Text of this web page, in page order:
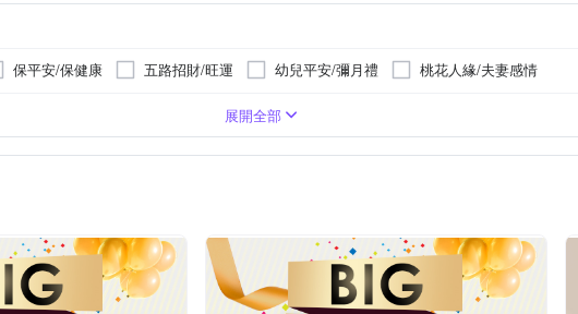
保平安/保健康 五路招財/旺運 幼兒平安/彌月禮 桃花人緣/夫妻感情
展開全部